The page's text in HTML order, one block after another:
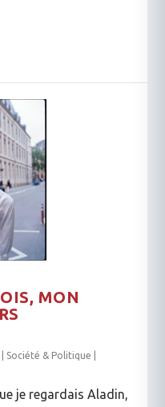
MON
Société & Politique
je regardais Aladin,